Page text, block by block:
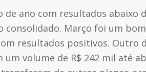
ano com resultados abaixo
consolidado. Março foi um
resultados positivos. Outro
volume de R$ 242 mil até